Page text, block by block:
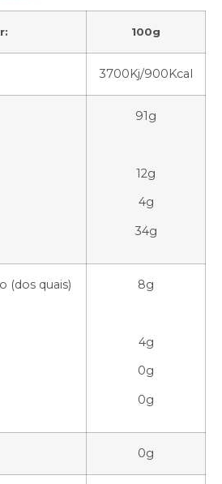
100g
3700Kj/900Kcal
91g
12g
4g
34g
(dos quais)
8g
4g
0g
0g
0g